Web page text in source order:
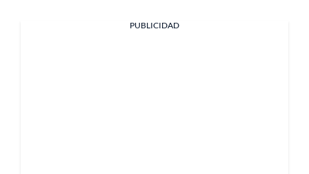
PUBLICIDAD